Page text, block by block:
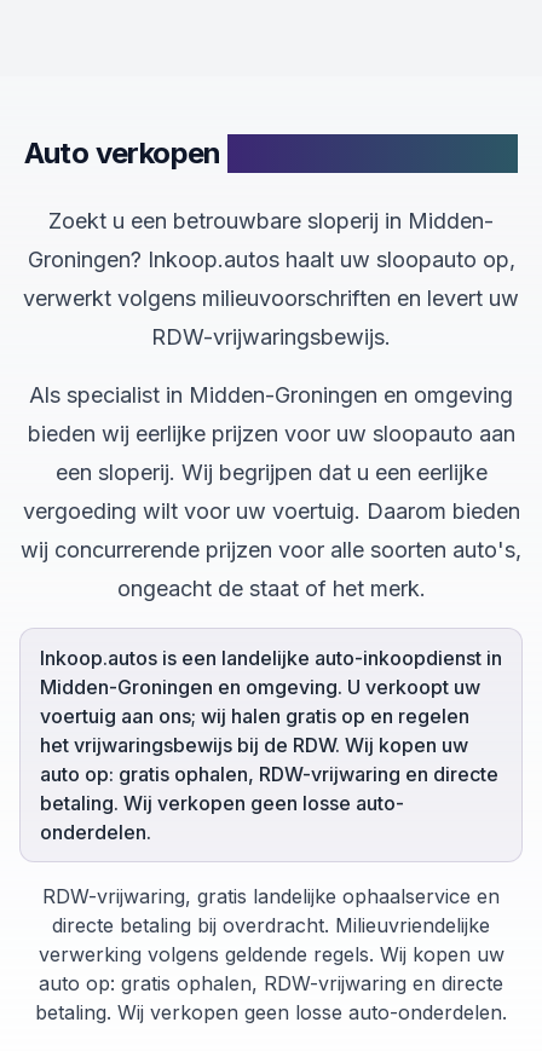
Auto verkopen
Zoekt u een betrouwbare sloperij in Midden-
Groningen? Inkoop.autos haalt uw sloopauto op,
verwerkt volgens milieuvoorschriften en levert uw
RDW-vrijwaringsbewijs.
Als specialist in Midden-Groningen en omgeving
bieden wij eerlijke prijzen voor uw sloopauto aan
een sloperij. Wij begrijpen dat u een eerlijke
vergoeding wilt voor uw voertuig. Daarom bieden
wij concurrerende prijzen voor alle soorten auto's,
ongeacht de staat of het merk.
Inkoop.autos is een landelijke auto-inkoopdienst in
Midden-Groningen en omgeving. U verkoopt uw
voertuig aan ons; wij halen gratis op en regelen
het vrijwaringsbewijs bij de RDW. Wij kopen uw
auto op: gratis ophalen, RDW-vrijwaring en directe
betaling. Wij verkopen geen losse auto-
onderdelen.
RDW-vrijwaring, gratis landelijke ophaalservice en
directe betaling bij overdracht. Milieuvriendelijke
verwerking volgens geldende regels. Wij kopen uw
auto op: gratis ophalen, RDW-vrijwaring en directe
betaling. Wij verkopen geen losse auto-onderdelen.